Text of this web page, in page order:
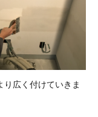
り広く付けていきま